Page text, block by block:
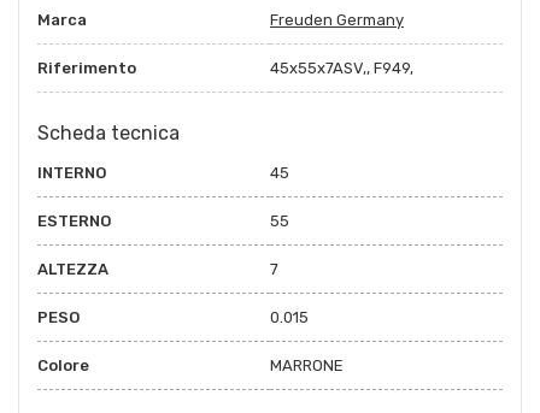
Marca Freuden Germany
Riferimento 45x55x7ASV,, F949,
Scheda tecnica
INTERNO 45
ESTERNO 55
ALTEZZA 7
PESO 0.015
Colore MARRONE